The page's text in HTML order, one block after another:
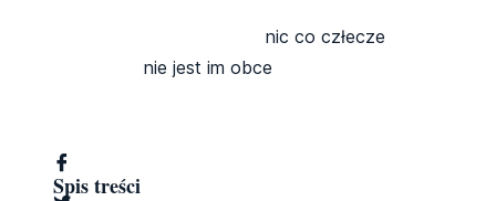
nic co człecze
nie jest im obce
Spis treści